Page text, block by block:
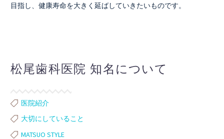
目指し、健康寿命を大きく延ばしていきたいものです。
松尾歯科医院 知名について
医院紹介
大切にしていること
MATSUO STYLE